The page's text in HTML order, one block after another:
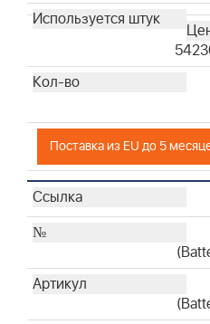
Поставка из EU до 5